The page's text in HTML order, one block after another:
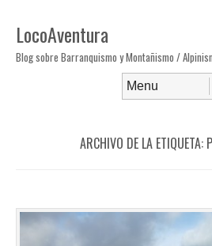
LocoAventura
Blog sobre Barranquismo y Montañismo /
ARCHIVO DE LA ETIQUETA: